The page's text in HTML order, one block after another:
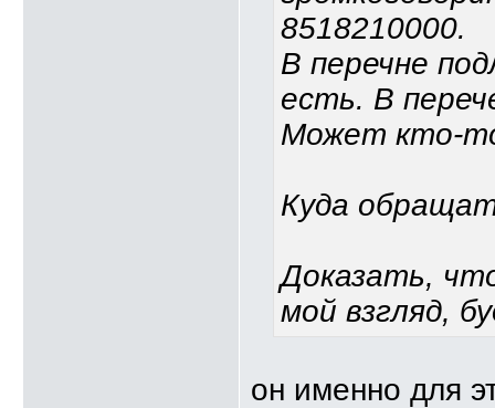
8518210000.
В перечне
есть. В
Может кто-
Куда
Доказать,
мой взгляд,
он именно для